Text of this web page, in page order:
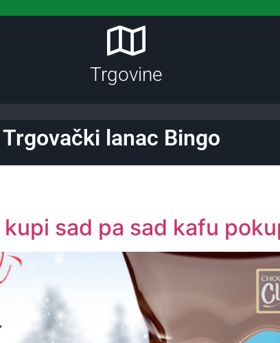
Trgovine
Trgovački lanac Bingo
sad pa sad kafu